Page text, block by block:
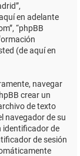
en adelante
“phpBB
(de aquí en
navegar
crear un
de texto
navegador de su
identificador de
de sesión